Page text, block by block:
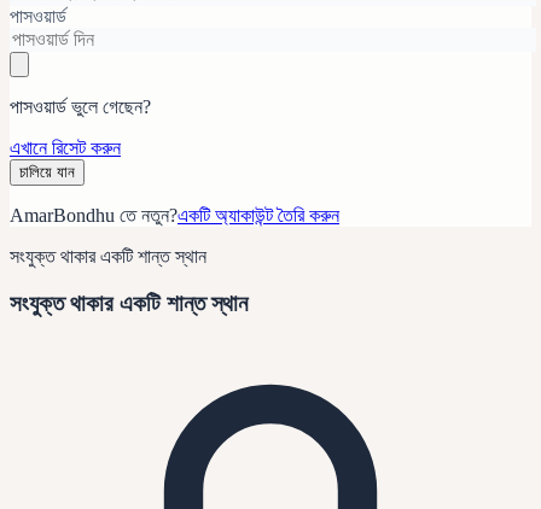
পাসওয়ার্ড
পাসওয়ার্ড ভুলে গেছেন?
এখানে রিসেট করুন
চালিয়ে যান
AmarBondhu তে নতুন?একটি অ্যাকাউন্ট তৈরি করুন
সংযুক্ত থাকার একটি শান্ত স্থান
সংযুক্ত থাকার একটি শান্ত স্থান